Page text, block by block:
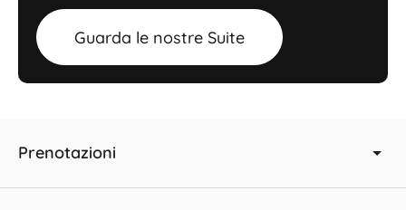
Guarda le nostre Suite
Prenotazioni